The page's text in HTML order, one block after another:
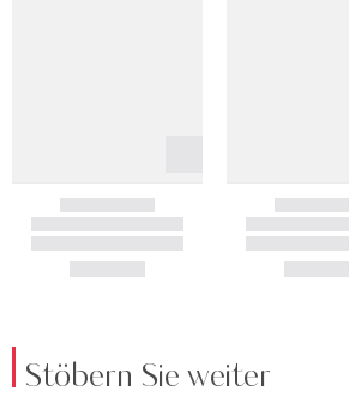
Stöbern Sie weiter